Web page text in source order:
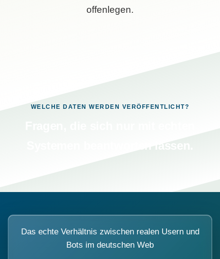
offenlegen.
WELCHE DATEN WERDEN VERÖFFENTLICHT?
Das echte Verhältnis zwischen realen Usern und
Bots im deutschen Web